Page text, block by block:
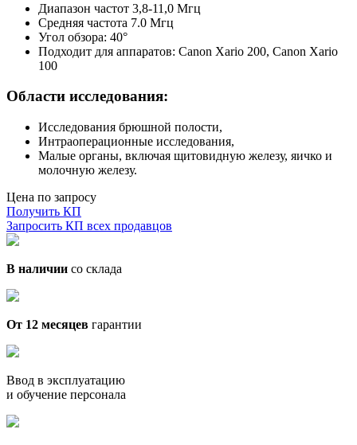
Диапазон частот 3,8-11,0 Мгц
Средняя частота 7.0 Мгц
Угол обзора: 40°
Подходит для аппаратов: Canon Xario 200, Canon Xario
100
Области исследования:
Исследования брюшной полости,
Интраоперационные исследования,
Малые органы, включая щитовидную железу, яичко и
молочную железу.
Цена по запросу
Получить КП
Запросить КП всех продавцов
В наличии со склада
От 12 месяцев гарантии
Ввод в эксплуатацию
и обучение персонала